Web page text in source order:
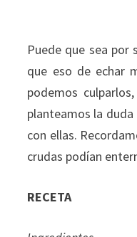
Puede que sea por
que eso de echar
podemos
planteamos la
con ellas.
crudas podían
RECETA